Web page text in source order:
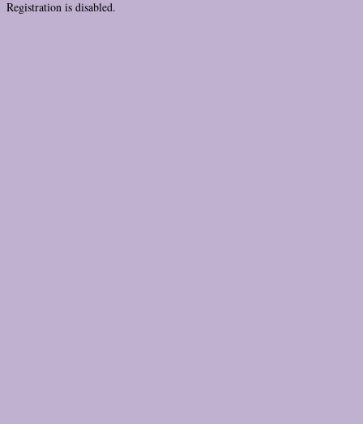
Registration is disabled.